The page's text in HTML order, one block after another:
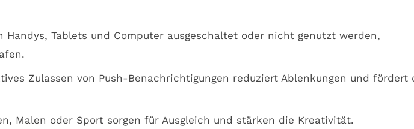
Tablets und Computer ausgeschaltet oder nicht genutzt werden,
Zulassen von Push-Benachrichtigungen reduziert Ablenkungen und fördert
Malen oder Sport sorgen für Ausgleich und stärken die Kreativität.